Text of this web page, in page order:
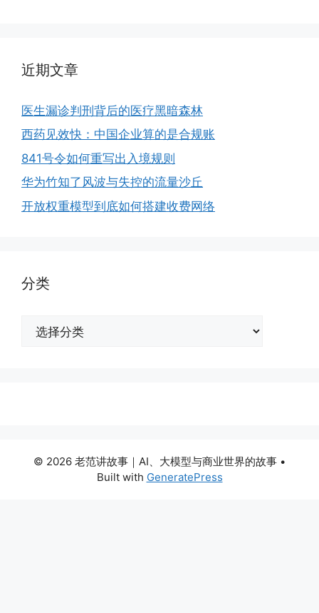
近期文章
医生漏诊判刑背后的医疗黑暗森林
西药见效快：中国企业算的是合规账
841号令如何重写出入境规则
华为竹知了风波与失控的流量沙丘
开放权重模型到底如何搭建收费网络
分类
© 2026 老范讲故事｜AI、大模型与商业世界的故事 •
Built with GeneratePress